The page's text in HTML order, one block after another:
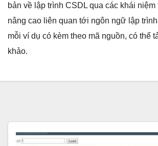
bản về lập trình CSDL qua các khái
nâng cao liên quan tới ngôn ngữ lập
mỗi ví dụ có kèm theo mã nguồn, có thể
khảo.